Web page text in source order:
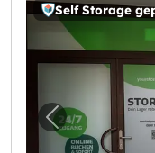
Self Storage
Vorheriges